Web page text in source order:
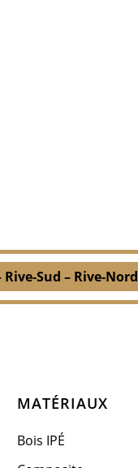
Sud – Rive-
MATÉRIAUX
Bois IPÉ